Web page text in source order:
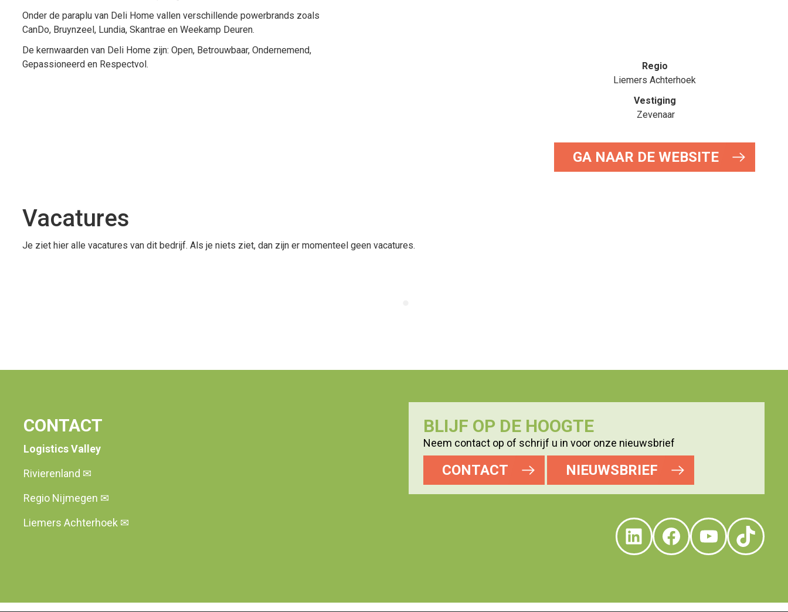
Onder de paraplu van Deli Home vallen verschillende powerbrands zoals
CanDo, Bruynzeel, Lundia, Skantrae en Weekamp Deuren.
De kernwaarden van Deli Home zijn: Open, Betrouwbaar, Ondernemend,
Gepassioneerd en Respectvol.
Regio
Liemers Achterhoek
Vestiging
Zevenaar
GA NAAR DE WEBSITE
Vacatures
Je ziet hier alle vacatures van dit bedrijf. Als je niets ziet, dan zijn er momenteel geen vacatures.
CONTACT
Logistics Valley
Rivierenland ✉
Regio Nijmegen ✉
Liemers Achterhoek ✉
BLIJF OP DE HOOGTE
Neem contact op of schrijf u in voor onze nieuwsbrief
CONTACT NIEUWSBRIEF
LinkedIn
Facebook
YouTube